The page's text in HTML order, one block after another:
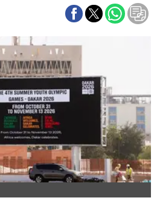
Economía y finanzas
Con el campo
Espacio empresas
Sociedad
Tecnología
Turismo
Salud
Es viral